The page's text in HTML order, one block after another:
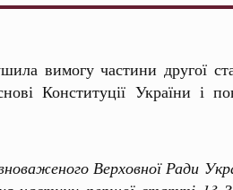
вимогу частини другої
Конституції України і
Верховної Ради